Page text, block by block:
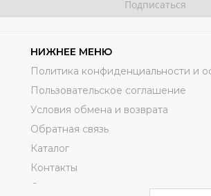
НИЖНЕЕ МЕНЮ
Политика конфиденциальности и
Пользовательское соглашение
Условия обмена и возврата
Обратная связь
Каталог
Контакты
Справочники